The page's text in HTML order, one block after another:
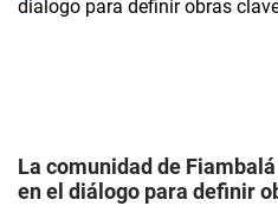
La comunidad de
en el diálogo para definir